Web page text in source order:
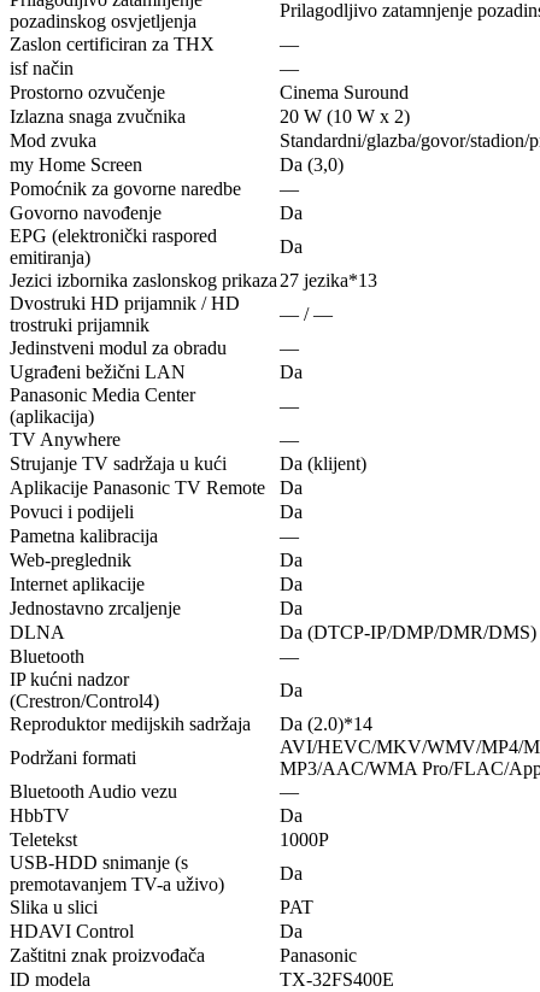
pozadinskog osvjetljenja
Prilagodljivo zatamnjenje
Zaslon certificiran za THX
—
isf način
—
Prostorno ozvučenje
Cinema Suround
Izlazna snaga zvučnika
20 W (10 W x 2)
Mod zvuka
Standardni/glazba/govor/stadion/
my Home Screen
Da (3,0)
Pomoćnik za govorne naredbe
—
Govorno navođenje
Da
EPG (elektronički raspored
emitiranja)
Da
Jezici izbornika zaslonskog prikaza 27 jezika*13
Dvostruki HD prijamnik / HD
trostruki prijamnik
— / —
Jedinstveni modul za obradu
—
Ugrađeni bežični LAN
Da
Panasonic Media Center
(aplikacija)
—
TV Anywhere
—
Strujanje TV sadržaja u kući
Da (klijent)
Aplikacije Panasonic TV Remote
Da
Povuci i podijeli
Da
Pametna kalibracija
—
Web-preglednik
Da
Internet aplikacije
Da
Jednostavno zrcaljenje
Da
DLNA
Da (DTCP-IP/DMP/DMR/DMS)
Bluetooth
—
IP kućni nadzor
(Crestron/Control4)
Da
Reproduktor medijskih sadržaja
Da (2.0)*14
Podržani formati
AVI/HEVC/MKV/WMV/MP4/
MP3/AAC/WMA Pro/FLAC/
Bluetooth Audio vezu
—
HbbTV
Da
Teletekst
1000P
USB-HDD snimanje (s
premotavanjem TV-a uživo)
Da
Slika u slici
PAT
HDAVI Control
Da
Zaštitni znak proizvođača
Panasonic
ID modela
TX-32FS400E